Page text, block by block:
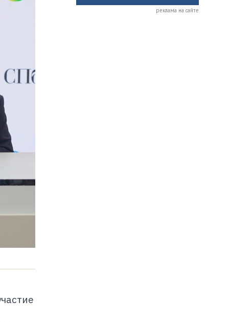
реклама на сайте